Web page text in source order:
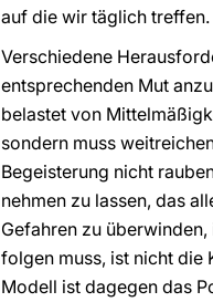
auf die wir täglich treffen.
Verschiedene
entsprechenden Mut
belastet von
sondern muss
Begeisterung nicht
nehmen zu lassen, das
Gefahren zu
folgen muss, ist nicht die
Modell ist dagegen das